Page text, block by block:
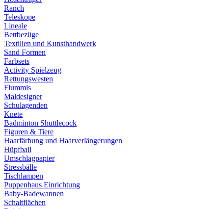
Ranch
Teleskope
Lineale
Bettbezüge
Textilien und Kunsthandwerk
Sand Formen
Farbsets
Activity Spielzeug
Rettungswesten
Flummis
Maldesigner
Schulagenden
Knete
Badminton Shuttlecock
Figuren & Tiere
Haarfärbung und Haarverlängerungen
Hüpfball
Umschlagpapier
Stressbälle
Tischlampen
Puppenhaus Einrichtung
Baby-Badewannen
Schaltflächen